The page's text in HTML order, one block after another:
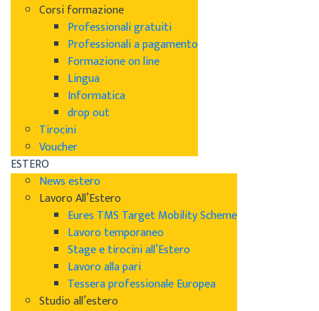
Corsi formazione
Professionali gratuiti
Professionali a pagamento
Formazione on line
Lingua
Informatica
drop out
Tirocini
Voucher
ESTERO
News estero
Lavoro All’Estero
Eures TMS Target Mobility Scheme
Lavoro temporaneo
Stage e tirocini all’Estero
Lavoro alla pari
Tessera professionale Europea
Studio all’estero